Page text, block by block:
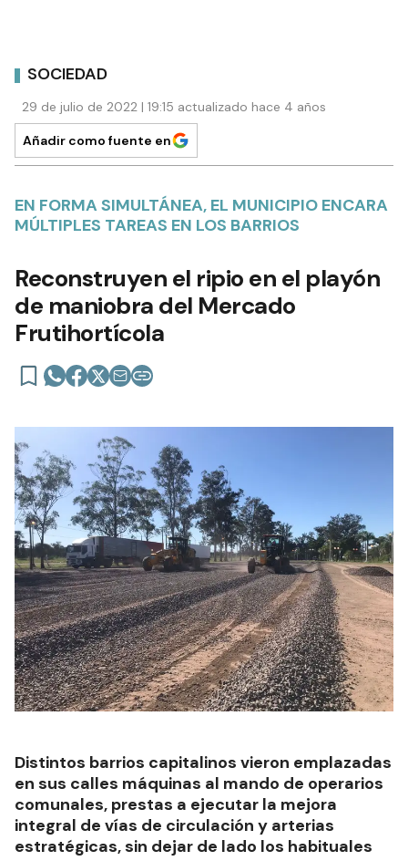
SOCIEDAD
29 de julio de 2022 | 19:15 actualizado hace 4 años
Añadir como fuente en
EN FORMA SIMULTÁNEA, EL MUNICIPIO ENCARA
MÚLTIPLES TAREAS EN LOS BARRIOS
Reconstruyen el ripio en el playón
de maniobra del Mercado
Frutihortícola
Distintos barrios capitalinos vieron emplazadas
en sus calles máquinas al mando de operarios
comunales, prestas a ejecutar la mejora
integral de vías de circulación y arterias
estratégicas, sin dejar de lado los habituales